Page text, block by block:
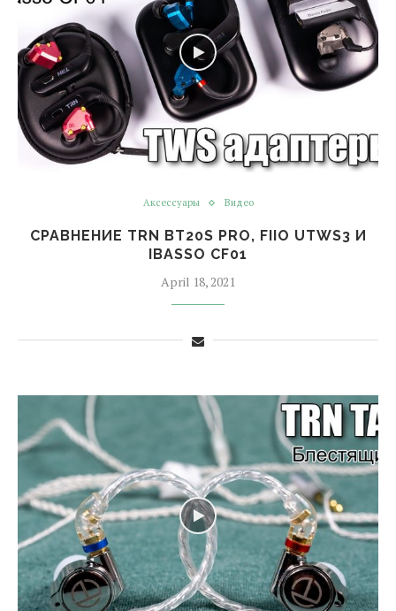
Аксессуары Видео
СРАВНЕНИЕ TRN BT20S PRO, FIIO UTWS3 И
IBASSO CF01
April 18, 2021